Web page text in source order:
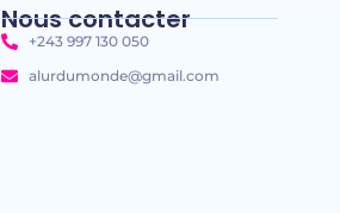
Nous contacter
+243 997 130 050
alurdumonde@gmail.com